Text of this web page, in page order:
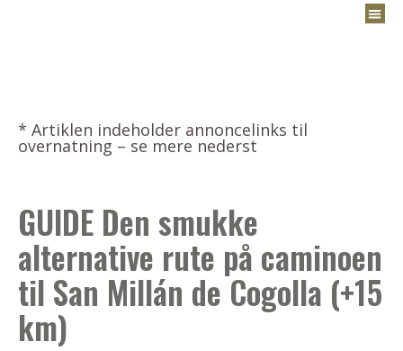
* Artiklen indeholder annoncelinks til
overnatning – se mere nederst
GUIDE Den smukke
alternative rute på caminoen
til San Millán de Cogolla (+15
km)